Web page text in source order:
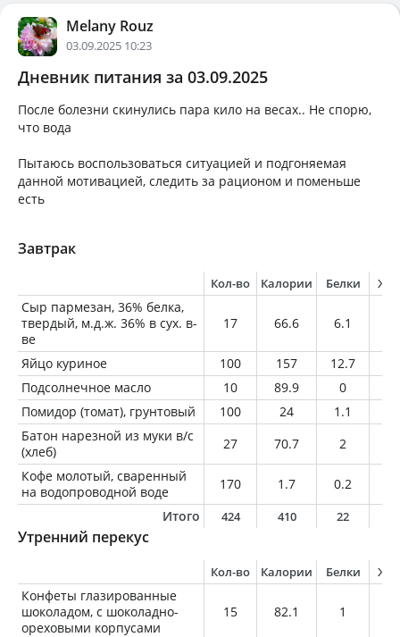
Melany Rouz
03.09.2025 10:23
Дневник питания за 03.09.2025
После болезни скинулись пара кило на весах.. Не спорю,
что вода
Пытаюсь воспользоваться ситуацией и подгоняемая
данной мотивацией, следить за рационом и поменьше
есть
Завтрак
Кол-во Калории Белки
Сыр пармезан, 36% белка,
твердый, м.д.ж. 36% в сух. в-
ве
17 66.6 6.1
Яйцо куриное 100 157 12.7
Подсолнечное масло
10 89.9 0
Помидор (томат), грунтовый
100 24 1.1
Батон нарезной из муки в/с
(хлеб)
27 70.7 2
Кофе молотый, сваренный
на водопроводной воде
170 1.7 0.2
Итого
424 410 22
Утренний перекус
Кол-во Калории Белки
Конфеты глазированные
шоколадом, с шоколадно-
ореховыми корпусами
15 82.1 1